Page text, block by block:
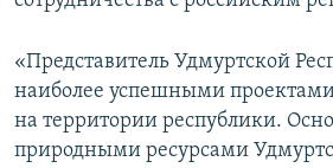
«Представитель Удмуртской
наиболее успешными
на территории республики.
природными ресурсами